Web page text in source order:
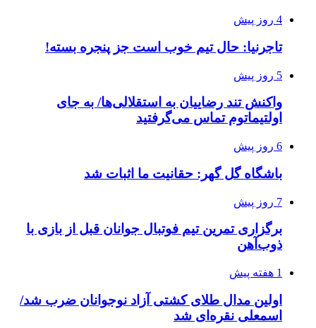
4 روز پیش
تاجرنیا: حال تیم خوب است جز پنجره بسته!
5 روز پیش
واکنش تند رضاییان به استقلالی‌ها/ به جای
اولتیماتوم تماس می‌گرفتید
6 روز پیش
باشگاه گل گهر: حقانیت ما اثبات شد
7 روز پیش
برگزاری تمرین تیم فوتبال جوانان قبل از بازی با
ذوب‌آهن
1 هفته پیش
اولین مدال طلای کشتی آزاد نوجوانان ضرب شد/
اسمعلی نقره‌ای شد